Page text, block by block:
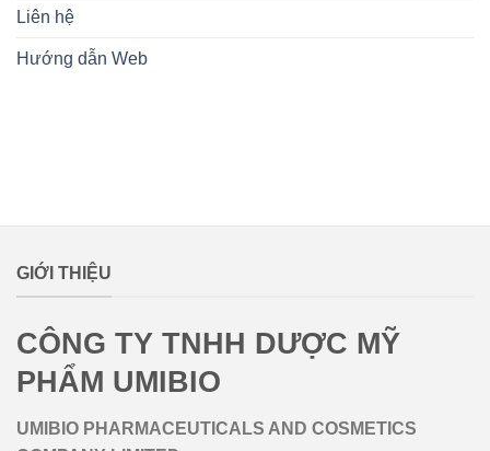
Liên hệ
Hướng dẫn Web
GIỚI THIỆU
CÔNG TY TNHH DƯỢC MỸ
PHẨM UMIBIO
UMIBIO PHARMACEUTICALS AND COSMETICS